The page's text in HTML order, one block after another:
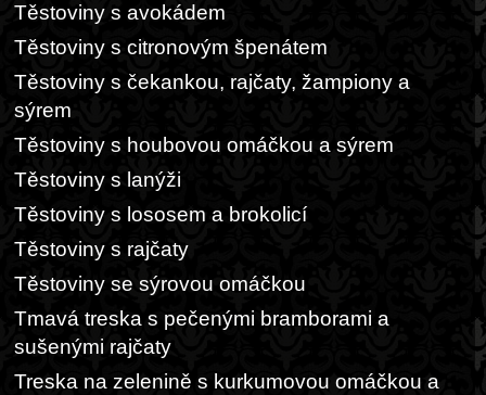
Těstoviny s avokádem
Těstoviny s citronovým špenátem
Těstoviny s čekankou, rajčaty, žampiony a
sýrem
Těstoviny s houbovou omáčkou a sýrem
Těstoviny s lanýži
Těstoviny s lososem a brokolicí
Těstoviny s rajčaty
Těstoviny se sýrovou omáčkou
Tmavá treska s pečenými bramborami a
sušenými rajčaty
Treska na zelenině s kurkumovou omáčkou a